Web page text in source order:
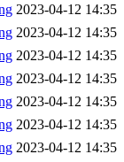
2023-04-12 14:35
2023-04-12 14:35
2023-04-12 14:35
2023-04-12 14:35
2023-04-12 14:35
2023-04-12 14:35
2023-04-12 14:35